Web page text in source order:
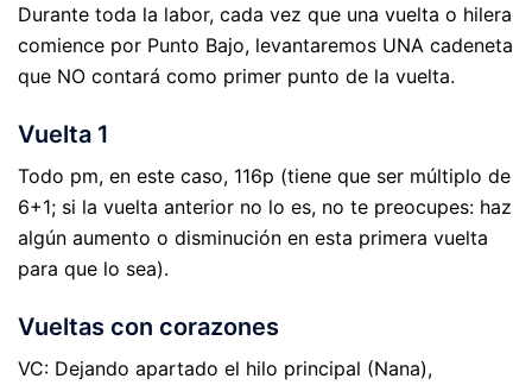
Durante toda la labor, cada vez que una vuelta o hilera
comience por Punto Bajo, levantaremos UNA cadeneta
que NO contará como primer punto de la vuelta.
Vuelta 1
Todo pm, en este caso, 116p (tiene que ser múltiplo de
6+1; si la vuelta anterior no lo es, no te preocupes: haz
algún aumento o disminución en esta primera vuelta
para que lo sea).
Vueltas con corazones
VC: Dejando apartado el hilo principal (Nana),